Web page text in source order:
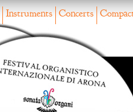
Instruments Concerts